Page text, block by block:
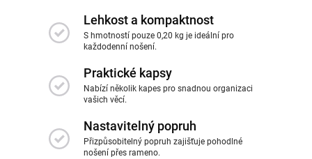
Lehkost a kompaktnost
S hmotností pouze 0,20 kg je ideální pro
každodenní nošení.
Praktické kapsy
Nabízí několik kapes pro snadnou organizaci
vašich věcí.
Nastavitelný popruh
Přizpůsobitelný popruh zajišťuje pohodlné
nošení přes rameno.